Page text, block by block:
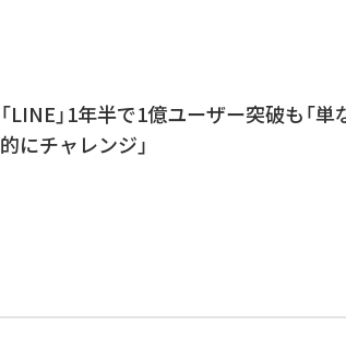
「LINE」1年半で1億ユーザー突破も「
的にチャレンジ」